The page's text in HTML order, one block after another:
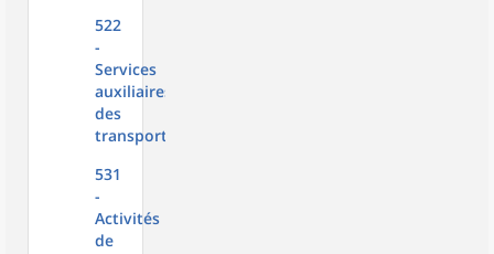
522
-
Services
auxiliaires
des
transports
531
-
Activités
de